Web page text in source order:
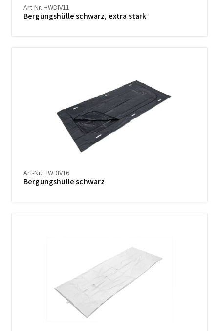
Art-Nr. HWDIV11
Bergungshülle schwarz, extra stark
Art-Nr. HWDIV16
Bergungshülle schwarz